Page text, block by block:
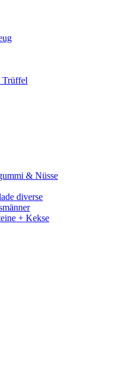
Trüffel
& Nüsse
diverse
+ Kekse